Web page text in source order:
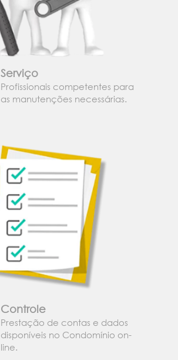
Serviço
Profissionais competentes para
as manutenções necessárias.
Controle
Prestação de contas e dados
disponíveis no Condomínio on-
line.